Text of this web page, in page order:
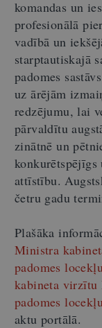
komandas un
profesionālā
vadībā un
starptautiskajā
padomes
uz ārējām
redzējumu, lai
pārvaldītu
zinātnē un
attīstību.
četru gadu
Plašāka
Ministra
padomes
kabineta virzītu
padomes
aktu portālā.